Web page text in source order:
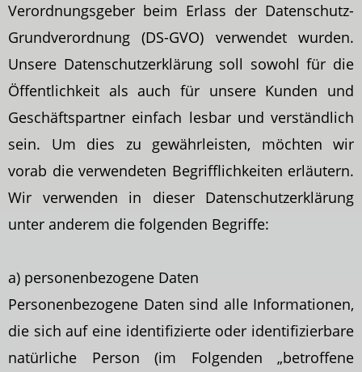
Verordnungsgeber beim Erlass der Datenschutz-
Grundverordnung (DS-GVO) verwendet wurden.
Unsere Datenschutzerklärung soll sowohl für die
Öffentlichkeit als auch für unsere Kunden und
Geschäftspartner einfach lesbar und verständlich
sein. Um dies zu gewährleisten, möchten wir
vorab die verwendeten Begrifflichkeiten erläutern.
Wir verwenden in dieser Datenschutzerklärung
unter anderem die folgenden Begriffe:
a) personenbezogene Daten
Personenbezogene Daten sind alle Informationen,
die sich auf eine identifizierte oder identifizierbare
natürliche Person (im Folgenden „betroffene